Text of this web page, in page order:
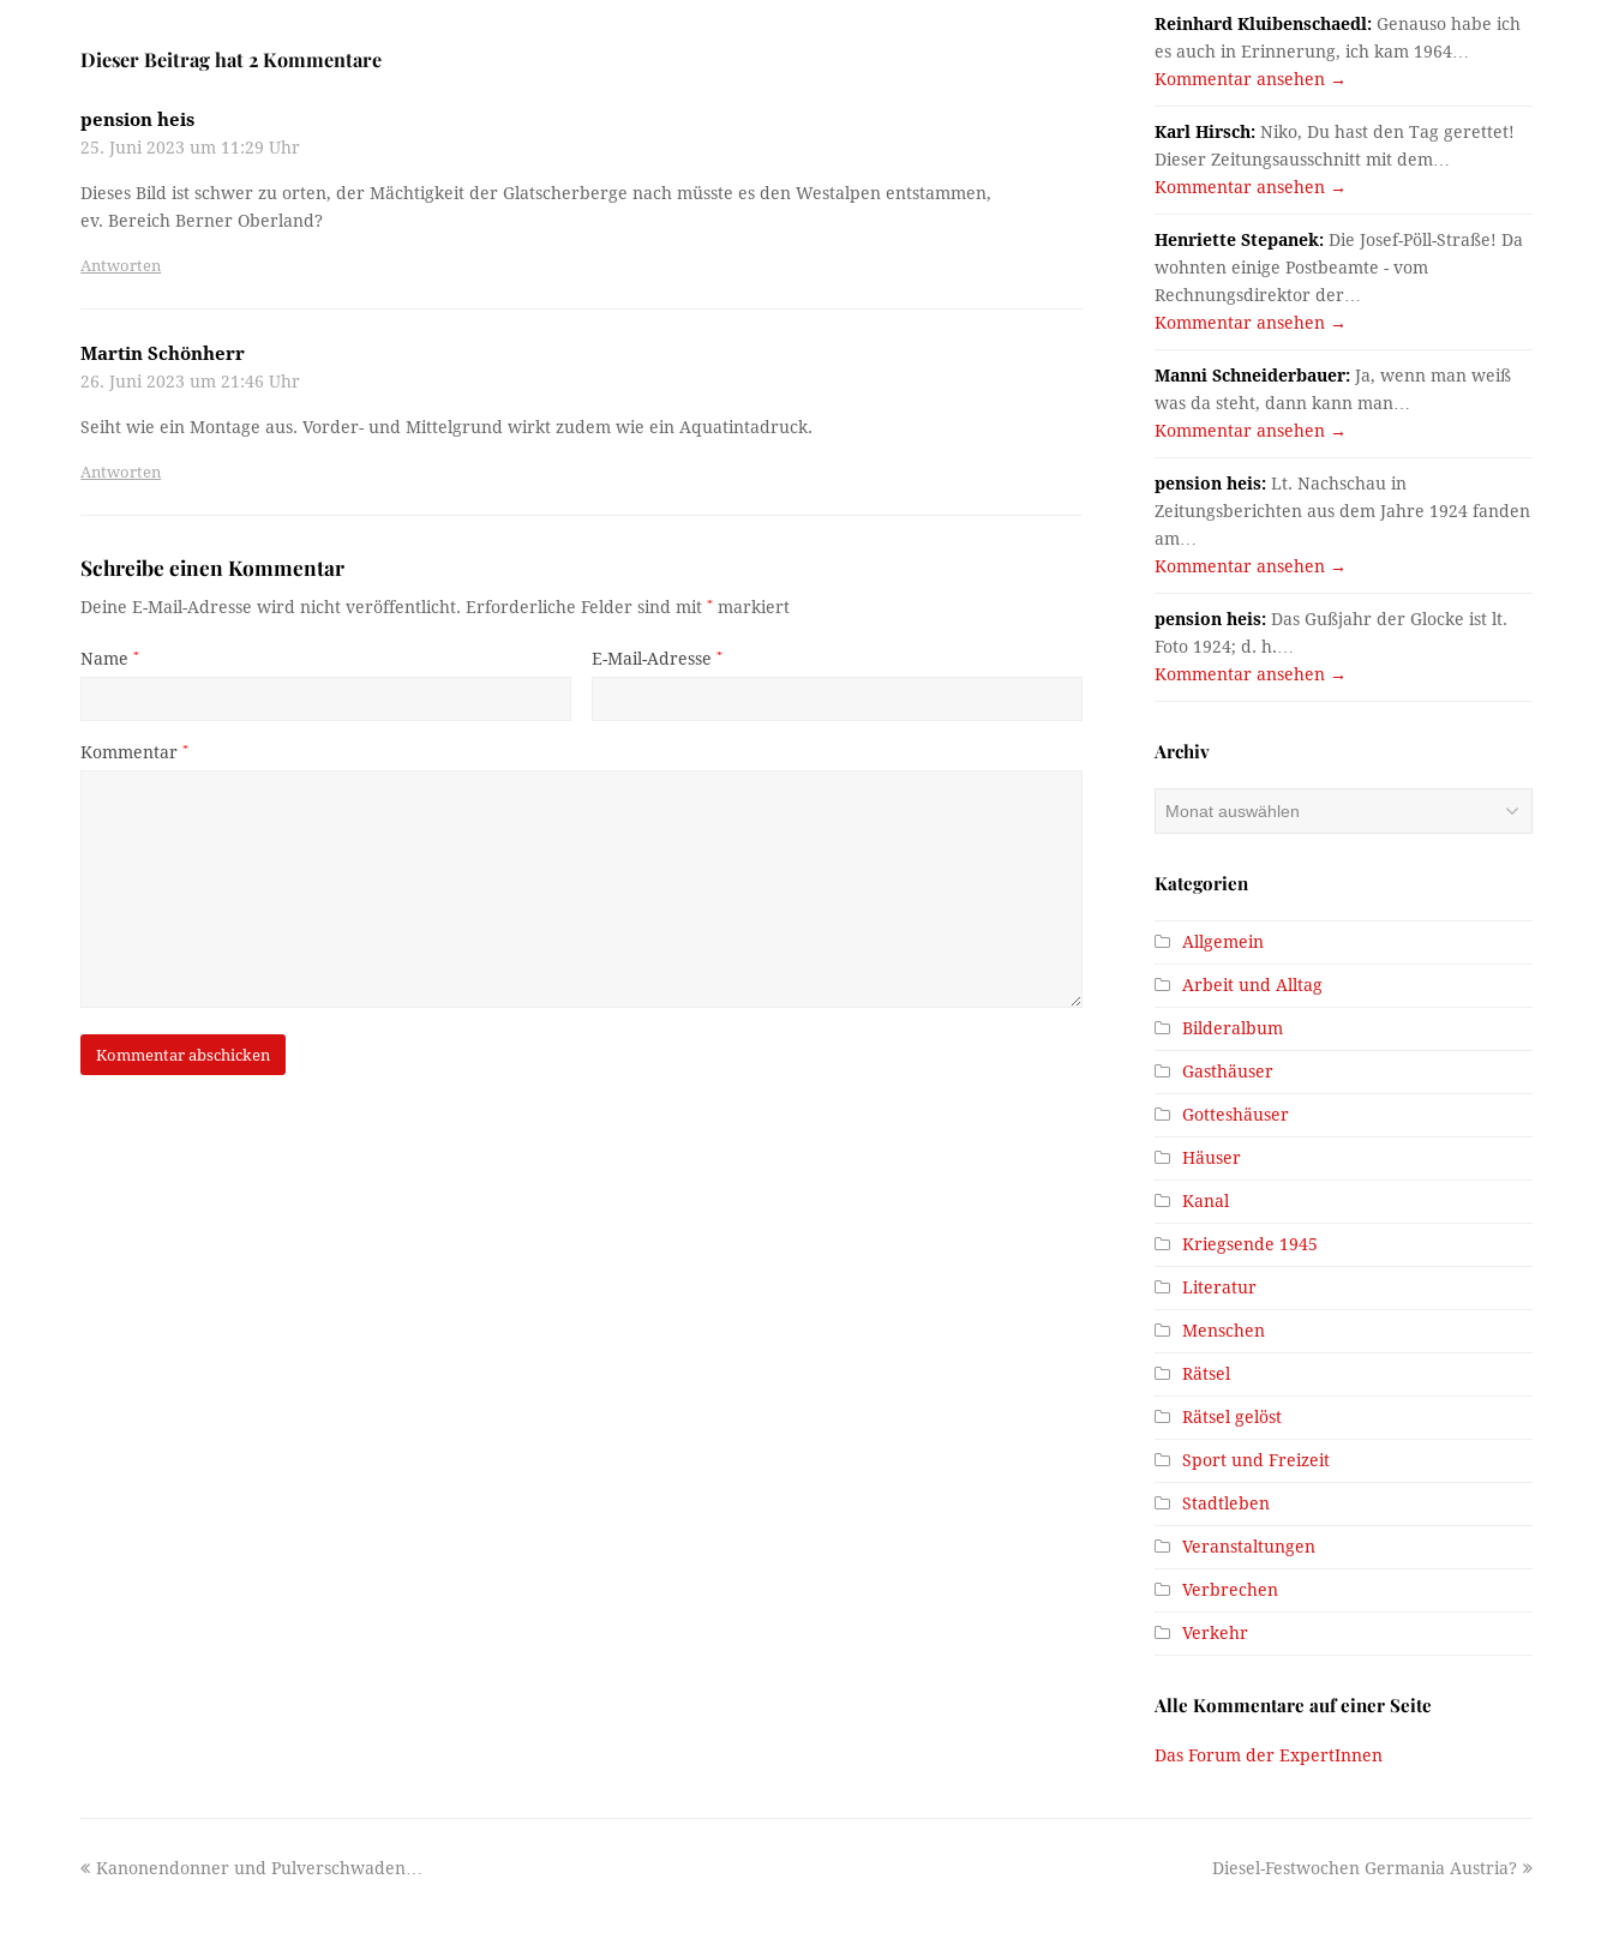
Dieser Beitrag hat 2 Kommentare
pension heis
25. Juni 2023 um 11:29 Uhr
Dieses Bild ist schwer zu orten, der Mächtigkeit der Glatscherberge nach müsste es den Westalpen entstammen,
ev. Bereich Berner Oberland?
Antworten
Martin Schönherr
26. Juni 2023 um 21:46 Uhr
Seiht wie ein Montage aus. Vorder- und Mittelgrund wirkt zudem wie ein Aquatintadruck.
Antworten
Schreibe einen Kommentar
Deine E-Mail-Adresse wird nicht veröffentlicht. Erforderliche Felder sind mit* markiert
Name* E-Mail-Adresse *
Kommentar*
Reinhard Kluibenschaedl: Genauso habe ich
es auch in Erinnerung, ich kam 1964…
Kommentar ansehen →
Karl Hirsch: Niko, Du hast den Tag gerettet!
Dieser Zeitungsausschnitt mit dem…
Kommentar ansehen →
Henriette Stepanek: Die Josef-Pöll-Straße! Da
wohnten einige Postbeamte - vom
Rechnungsdirektor der…
Kommentar ansehen →
Manni Schneiderbauer: Ja, wenn man weiß
was da steht, dann kann man…
Kommentar ansehen →
pension heis: Lt. Nachschau in
Zeitungsberichten aus dem Jahre 1924 fanden
am…
Kommentar ansehen →
pension heis: Das Gußjahr der Glocke ist lt.
Foto 1924; d. h.…
Kommentar ansehen →
Archiv
Kategorien
Allgemein
Arbeit und Alltag
Bilderalbum
Gasthäuser
Gotteshäuser
Häuser
Kanal
Kriegsende 1945
Literatur
Menschen
Rätsel
Rätsel gelöst
Sport und Freizeit
Stadtleben
Veranstaltungen
Verbrechen
Verkehr
Alle Kommentare auf einer Seite
Das Forum der ExpertInnen
previous
Kanonendonner und Pulverschwaden…
next
Diesel-Festwochen Germania Austria?